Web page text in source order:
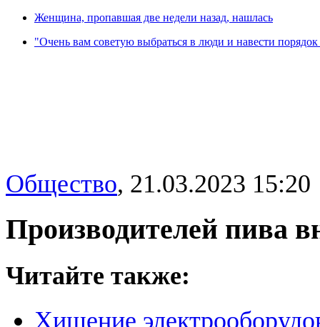
Женщина, пропавшая две недели назад, нашлась
"Очень вам советую выбраться в люди и навести
Общество, 21.03.2023 15:20
Производителей пива
Читайте также:
Хищение